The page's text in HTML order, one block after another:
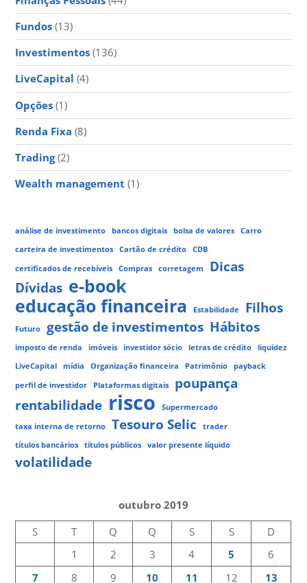
Fundos (13)
Investimentos (136)
LiveCapital (4)
Opções (1)
Renda Fixa (8)
Trading(2)
Wealth management (1)
análise de investimento bancos digitais bolsa de valores
Carro
carteira de investimentos
Cartão de crédito
CDB
certificados de recebíveis
Compras corretagem
Dicas
Dívidas e-book
educação financeira
Estabilidade Filhos
Futuro gestão de investimentos Hábitos
imposto de renda imóveis investidor sócio letras de crédito
liquidez
LiveCapital
mídia Organização financeira Patrimônio
payback
perfil de investidor
Plataformas digitais
poupança
rentabilidade risco
Supermercado
taxa interna de retorno
Tesouro Selic
trader
títulos bancários
títulos públicos valor presente líquido
volatilidade
outubro 2019
S
T Q Q S S
D
1
2 3 4 5
6
7
8 9 10 11 12 13